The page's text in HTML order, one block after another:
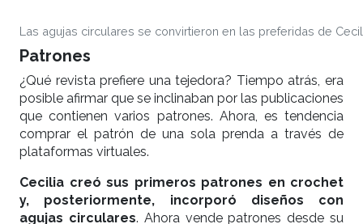
Las agujas circulares se convirtieron en las preferidas de
Patrones
¿Qué revista prefiere una tejedora? Tiempo atrás, era
posible afirmar que se inclinaban por las publicaciones
que contienen varios patrones. Ahora, es tendencia
comprar el patrón de una sola prenda a través de
plataformas virtuales.
Cecilia creó sus primeros patrones en crochet
y, posteriormente, incorporó diseños con
agujas circulares. Ahora vende patrones desde su